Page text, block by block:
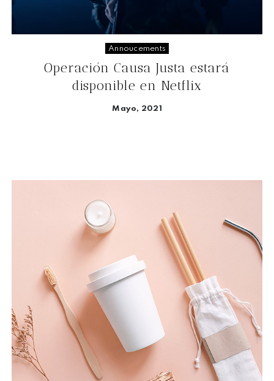
Annoucements
Operación Causa Justa estará
disponible en Netflix
Mayo, 2021